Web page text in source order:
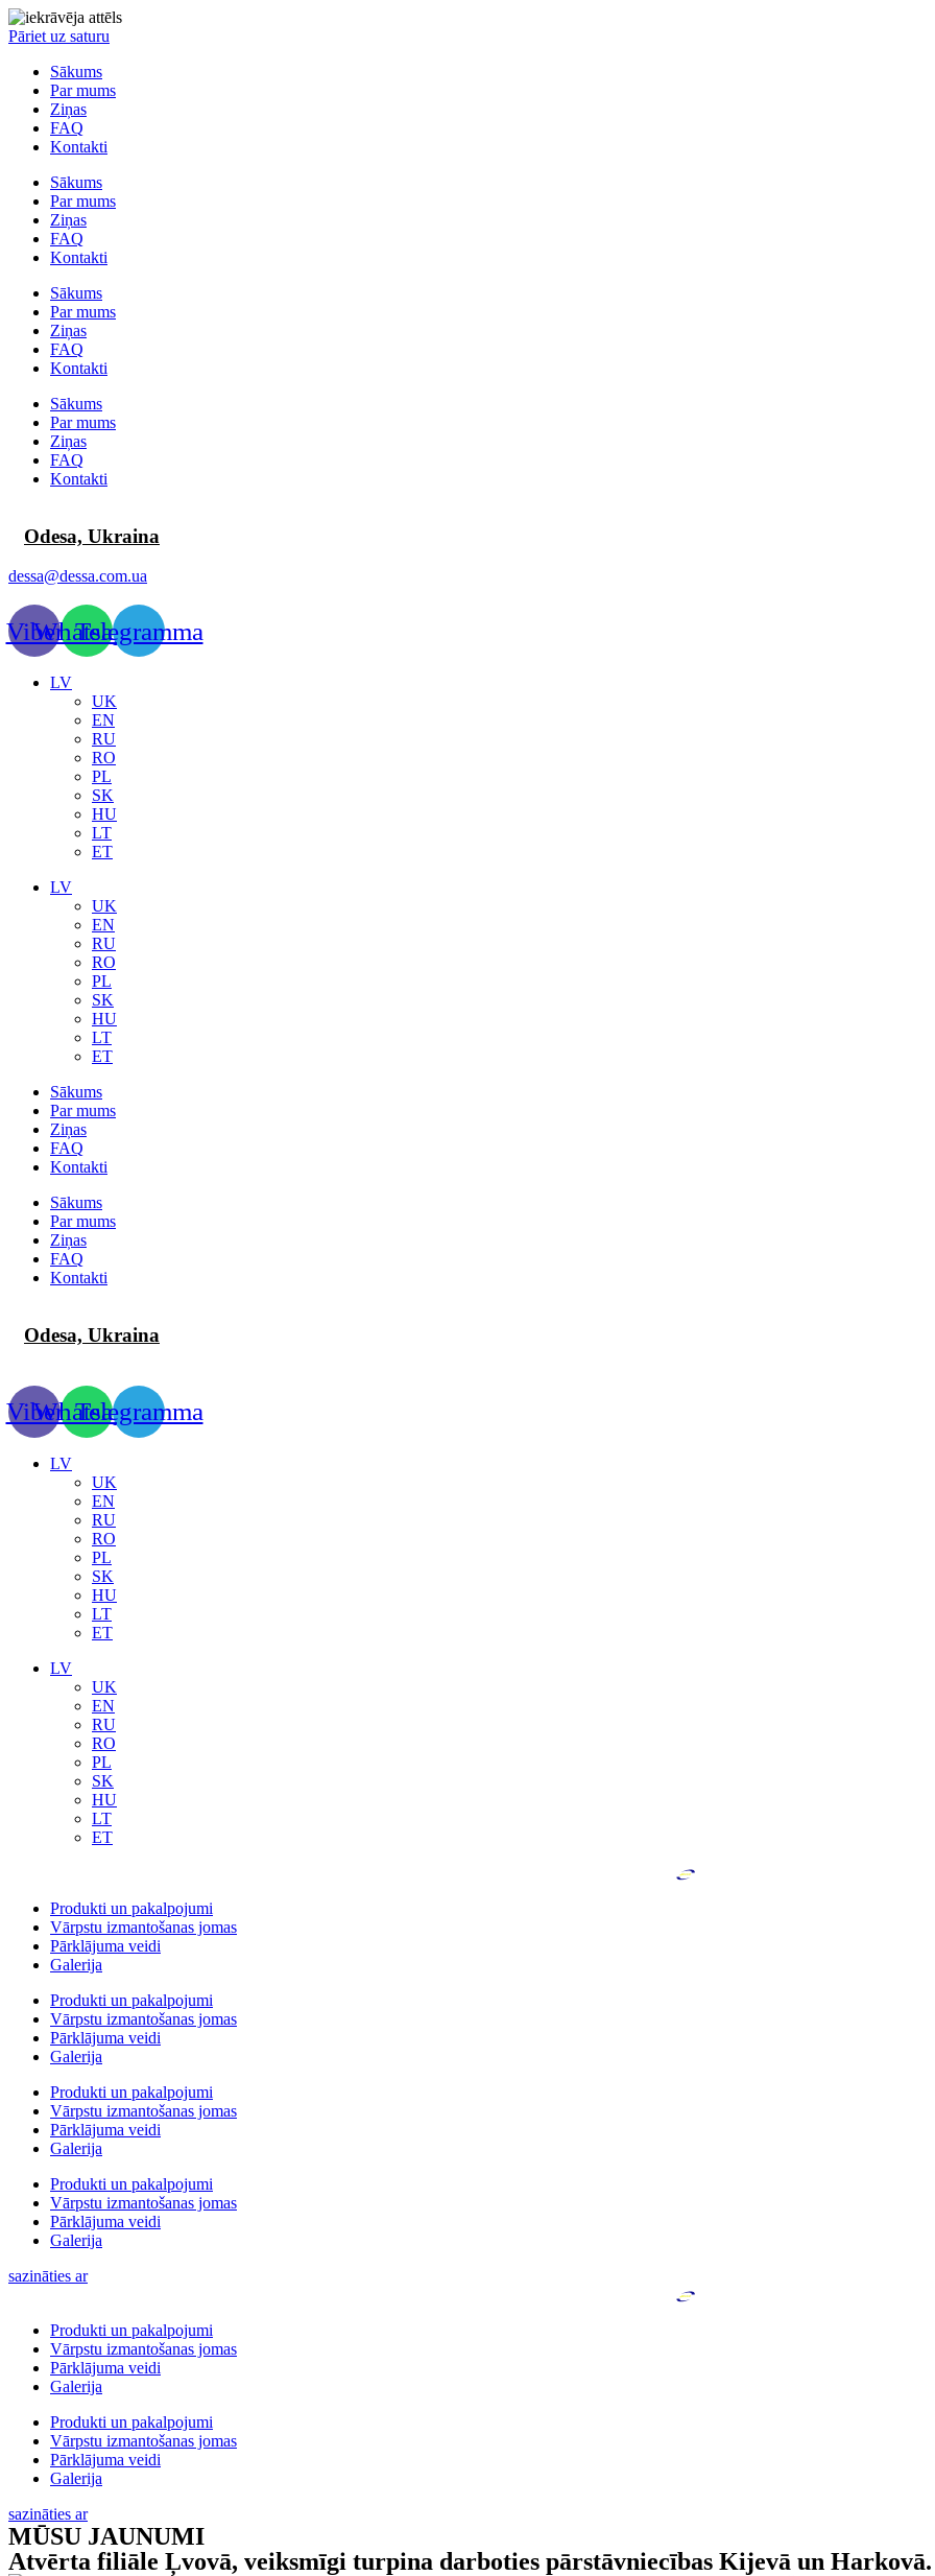
Pāriet uz saturu
Sākums
Par mums
Ziņas
FAQ
Kontakti
Sākums
Par mums
Ziņas
FAQ
Kontakti
Sākums
Par mums
Ziņas
FAQ
Kontakti
Sākums
Par mums
Ziņas
FAQ
Kontakti
Odesa, Ukraina
dessa@dessa.com.ua
ViberWhatsapp
Telegramma
LV
UK
EN
RU
RO
PL
SK
HU
LT
ET
LV
UK
EN
RU
RO
PL
SK
HU
LT
ET
Sākums
Par mums
Ziņas
FAQ
Kontakti
Sākums
Par mums
Ziņas
FAQ
Kontakti
Odesa, Ukraina
ViberWhatsapp
Telegramma
LV
UK
EN
RU
RO
PL
SK
HU
LT
ET
LV
UK
EN
RU
RO
PL
SK
HU
LT
ET
Produkti un pakalpojumi
Vārpstu izmantošanas jomas
Pārklājuma veidi
Galerija
Produkti un pakalpojumi
Vārpstu izmantošanas jomas
Pārklājuma veidi
Galerija
Produkti un pakalpojumi
Vārpstu izmantošanas jomas
Pārklājuma veidi
Galerija
Produkti un pakalpojumi
Vārpstu izmantošanas jomas
Pārklājuma veidi
Galerija
sazināties ar
Produkti un pakalpojumi
Vārpstu izmantošanas jomas
Pārklājuma veidi
Galerija
Produkti un pakalpojumi
Vārpstu izmantošanas jomas
Pārklājuma veidi
Galerija
sazināties ar
MŪSU JAUNUMI
Atvērta filiāle Ļvovā, veiksmīgi turpina darboties pārstāvniecības Kijevā un Harkovā.